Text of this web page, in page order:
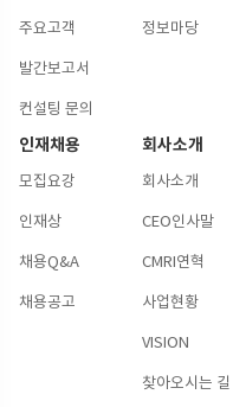
주요고객
발간보고서
컨설팅 문의
정보마당
인재채용
모집요강
인재상
채용Q&A
채용공고
회사소개
회사소개
CEO인사말
CMRI연혁
사업현황
VISION
찾아오시는 길